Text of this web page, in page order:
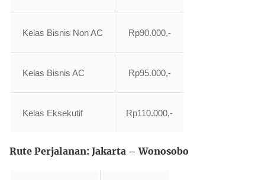
Kelas Bisnis Non AC Rp90.000,-
Kelas Bisnis AC Rp95.000,-
Kelas Eksekutif Rp110.000,-
Rute Perjalanan: Jakarta – Wonosobo